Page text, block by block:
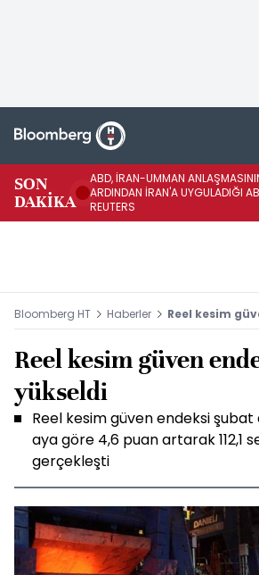
SON
DAKİKA
ABD, İRAN-UMMAN
ARDINDAN İRAN'A UYGULADIĞI
REUTERS
Bloomberg HT Haberler Reel kesim
Reel kesim güven
yükseldi
Reel kesim güven endeksi şubat
aya göre 4,6 puan artarak 112,1
gerçekleşti